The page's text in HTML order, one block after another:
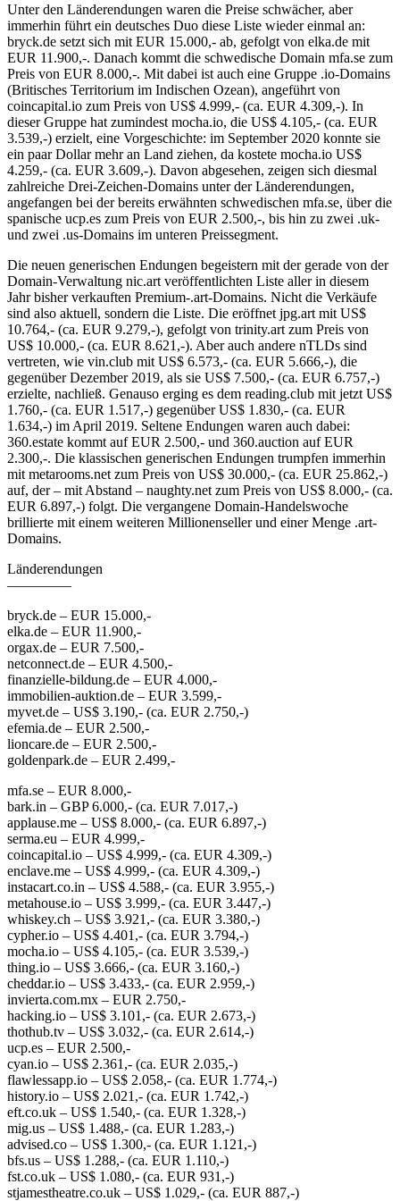
Unter den Länderendungen waren die Preise schwächer, aber
immerhin führt ein deutsches Duo diese Liste wieder einmal an:
bryck.de setzt sich mit EUR 15.000,- ab, gefolgt von elka.de mit
EUR 11.900,-. Danach kommt die schwedische Domain mfa.se zum
Preis von EUR 8.000,-. Mit dabei ist auch eine Gruppe .io-Domains
(Britisches Territorium im Indischen Ozean), angeführt von
coincapital.io zum Preis von US$ 4.999,- (ca. EUR 4.309,-). In
dieser Gruppe hat zumindest mocha.io, die US$ 4.105,- (ca. EUR
3.539,-) erzielt, eine Vorgeschichte: im September 2020 konnte sie
ein paar Dollar mehr an Land ziehen, da kostete mocha.io US$
4.259,- (ca. EUR 3.609,-). Davon abgesehen, zeigen sich diesmal
zahlreiche Drei-Zeichen-Domains unter der Länderendungen,
angefangen bei der bereits erwähnten schwedischen mfa.se, über die
spanische ucp.es zum Preis von EUR 2.500,-, bis hin zu zwei .uk-
und zwei .us-Domains im unteren Preissegment.
Die neuen generischen Endungen begeistern mit der gerade von der
Domain-Verwaltung nic.art veröffentlichten Liste aller in diesem
Jahr bisher verkauften Premium-.art-Domains. Nicht die Verkäufe
sind also aktuell, sondern die Liste. Die eröffnet jpg.art mit US$
10.764,- (ca. EUR 9.279,-), gefolgt von trinity.art zum Preis von
US$ 10.000,- (ca. EUR 8.621,-). Aber auch andere nTLDs sind
vertreten, wie vin.club mit US$ 6.573,- (ca. EUR 5.666,-), die
gegenüber Dezember 2019, als sie US$ 7.500,- (ca. EUR 6.757,-)
erzielte, nachließ. Genauso erging es dem reading.club mit jetzt US$
1.760,- (ca. EUR 1.517,-) gegenüber US$ 1.830,- (ca. EUR
1.634,-) im April 2019. Seltene Endungen waren auch dabei:
360.estate kommt auf EUR 2.500,- und 360.auction auf EUR
2.300,-. Die klassischen generischen Endungen trumpfen immerhin
mit metarooms.net zum Preis von US$ 30.000,- (ca. EUR 25.862,-)
auf, der – mit Abstand – naughty.net zum Preis von US$ 8.000,- (ca.
EUR 6.897,-) folgt. Die vergangene Domain-Handelswoche
brillierte mit einem weiteren Millionenseller und einer Menge .art-
Domains.
Länderendungen
————–
bryck.de – EUR 15.000,-
elka.de – EUR 11.900,-
orgax.de – EUR 7.500,-
netconnect.de – EUR 4.500,-
finanzielle-bildung.de – EUR 4.000,-
immobilien-auktion.de – EUR 3.599,-
myvet.de – US$ 3.190,- (ca. EUR 2.750,-)
efemia.de – EUR 2.500,-
lioncare.de – EUR 2.500,-
goldenpark.de – EUR 2.499,-
mfa.se – EUR 8.000,-
bark.in – GBP 6.000,- (ca. EUR 7.017,-)
applause.me – US$ 8.000,- (ca. EUR 6.897,-)
serma.eu – EUR 4.999,-
coincapital.io – US$ 4.999,- (ca. EUR 4.309,-)
enclave.me – US$ 4.999,- (ca. EUR 4.309,-)
instacart.co.in – US$ 4.588,- (ca. EUR 3.955,-)
metahouse.io – US$ 3.999,- (ca. EUR 3.447,-)
whiskey.ch – US$ 3.921,- (ca. EUR 3.380,-)
cypher.io – US$ 4.401,- (ca. EUR 3.794,-)
mocha.io – US$ 4.105,- (ca. EUR 3.539,-)
thing.io – US$ 3.666,- (ca. EUR 3.160,-)
cheddar.io – US$ 3.433,- (ca. EUR 2.959,-)
invierta.com.mx – EUR 2.750,-
hacking.io – US$ 3.101,- (ca. EUR 2.673,-)
thothub.tv – US$ 3.032,- (ca. EUR 2.614,-)
ucp.es – EUR 2.500,-
cyan.io – US$ 2.361,- (ca. EUR 2.035,-)
flawlessapp.io – US$ 2.058,- (ca. EUR 1.774,-)
history.io – US$ 2.021,- (ca. EUR 1.742,-)
eft.co.uk – US$ 1.540,- (ca. EUR 1.328,-)
mig.us – US$ 1.488,- (ca. EUR 1.283,-)
advised.co – US$ 1.300,- (ca. EUR 1.121,-)
bfs.us – US$ 1.288,- (ca. EUR 1.110,-)
fst.co.uk – US$ 1.080,- (ca. EUR 931,-)
stjamestheatre.co.uk – US$ 1.029,- (ca. EUR 887,-)